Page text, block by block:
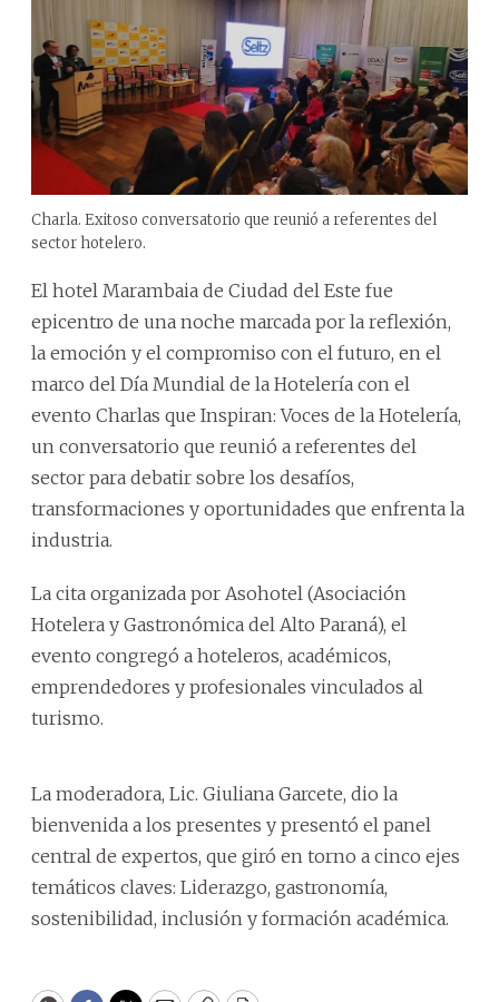
Charla. Exitoso conversatorio que reunió a referentes del
sector hotelero.
El hotel Marambaia de Ciudad del Este fue
epicentro de una noche marcada por la reflexión,
la emoción y el compromiso con el futuro, en el
marco del Día Mundial de la Hotelería con el
evento Charlas que Inspiran: Voces de la Hotelería,
un conversatorio que reunió a referentes del
sector para debatir sobre los desafíos,
transformaciones y oportunidades que enfrenta la
industria.
La cita organizada por Asohotel (Asociación
Hotelera y Gastronómica del Alto Paraná), el
evento congregó a hoteleros, académicos,
emprendedores y profesionales vinculados al
turismo.
La moderadora, Lic. Giuliana Garcete, dio la
bienvenida a los presentes y presentó el panel
central de expertos, que giró en torno a cinco ejes
temáticos claves: Liderazgo, gastronomía,
sostenibilidad, inclusión y formación académica.